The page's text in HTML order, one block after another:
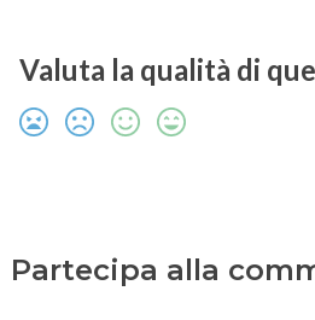
Valuta la qualità di
Partecipa alla